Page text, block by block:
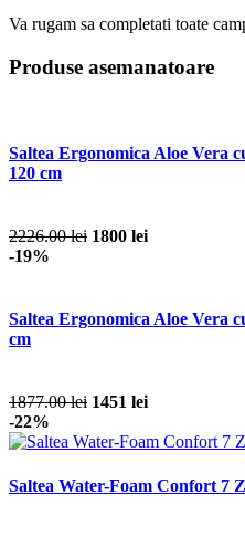
Va rugam sa completati toate
Produse asemanatoare
Saltea Ergonomica Aloe Vera
120 cm
2226.00 lei 1800 lei
-19%
Saltea Ergonomica Aloe Vera
cm
1877.00 lei 1451 lei
-22%
Saltea Water-Foam Confort 7